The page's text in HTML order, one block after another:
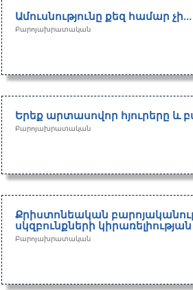
Ամուսնությունը քեզ համար չի…
Բարոյախրատական
Երեք արտասովոր հյուրերը և
Բարոյախրատական
Քրիստոնեական
սկզբունքների
Բարոյախրատական